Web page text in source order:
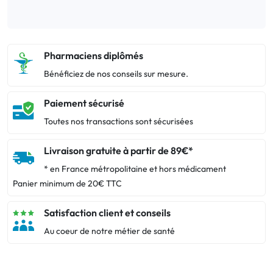
Pharmaciens diplômés
Bénéficiez de nos conseils sur mesure.
Paiement sécurisé
Toutes nos transactions sont sécurisées
Livraison gratuite à partir de 89€*
* en France métropolitaine et hors médicament
Panier minimum de 20€ TTC
Satisfaction client et conseils
Au coeur de notre métier de santé